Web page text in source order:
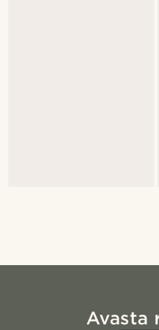
Avasta